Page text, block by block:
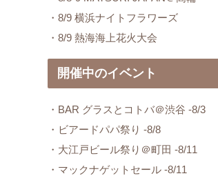
・8/9 横浜ナイトフラワーズ
・8/9 熱海海上花火大会
開催中のイベント
・BAR グラスとコトバ＠渋谷 -8/3
・ビアードパパ祭り -8/8
・大江戸ビール祭り＠町田 -8/11
・マックナゲットセール -8/11